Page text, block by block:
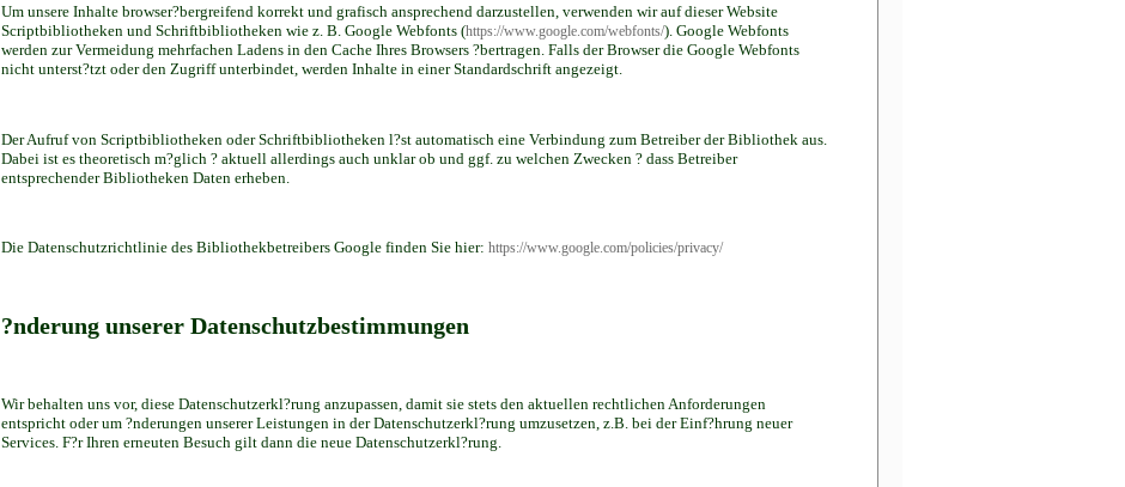
Um unsere Inhalte browser?bergreifend korrekt und grafisch ansprechend darzustellen, verwenden wir auf dieser Website
Scriptbibliotheken und Schriftbibliotheken wie z. B. Google Webfonts (https://www.google.com/webfonts/). Google Webfonts
werden zur Vermeidung mehrfachen Ladens in den Cache Ihres Browsers ?bertragen. Falls der Browser die Google Webfonts
nicht unterst?tzt oder den Zugriff unterbindet, werden Inhalte in einer Standardschrift angezeigt.
Der Aufruf von Scriptbibliotheken oder Schriftbibliotheken l?st automatisch eine Verbindung zum Betreiber der Bibliothek aus.
Dabei ist es theoretisch m?glich ? aktuell allerdings auch unklar ob und ggf. zu welchen Zwecken ? dass Betreiber
entsprechender Bibliotheken Daten erheben.
Die Datenschutzrichtlinie des Bibliothekbetreibers Google finden Sie hier: https://www.google.com/policies/privacy/
?nderung unserer Datenschutzbestimmungen
Wir behalten uns vor, diese Datenschutzerkl?rung anzupassen, damit sie stets den aktuellen rechtlichen Anforderungen
entspricht oder um ?nderungen unserer Leistungen in der Datenschutzerkl?rung umzusetzen, z.B. bei der Einf?hrung neuer
Services. F?r Ihren erneuten Besuch gilt dann die neue Datenschutzerkl?rung.